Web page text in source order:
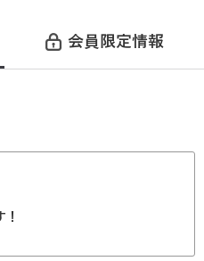
会員限定情報